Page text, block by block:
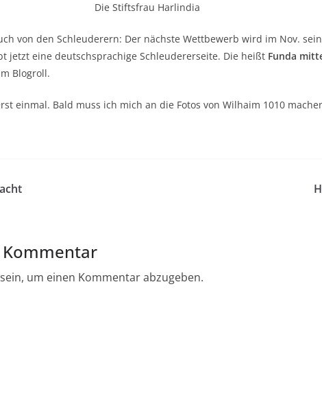
Die Stiftsfrau Harlindia
von den Schleuderern: Der nächste Wettbewerb wird im Nov.
jetzt eine deutschsprachige Schleudererseite. Die heißt Funda
Blogroll.
einmal. Bald muss ich mich an die Fotos von Wilhaim 1010
sein, um einen Kommentar abzugeben.